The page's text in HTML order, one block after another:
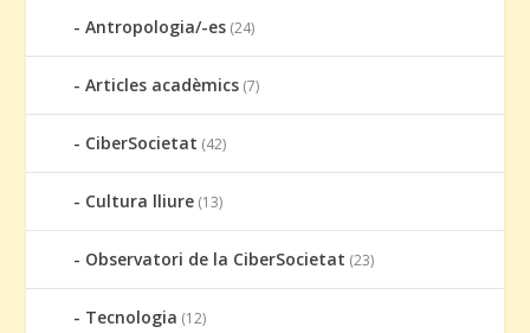
Antropologia/-es (24)
Articles acadèmics (7)
CiberSocietat (42)
Cultura lliure (13)
Observatori de la CiberSocietat (23)
Tecnologia (12)